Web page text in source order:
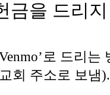
금을 드리
로 드리는
회 주소로 보냄).